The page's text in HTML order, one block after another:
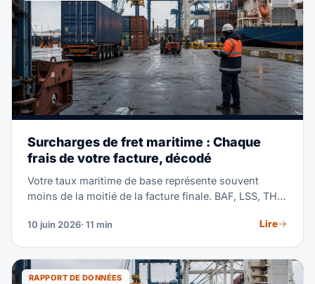
Surcharges de fret maritime : Chaque
frais de votre facture, décodé
Votre taux maritime de base représente souvent
moins de la moitié de la facture finale. BAF, LSS, THC,
sans grande explication. Ce guide décode chacune
et vous apprend à comparer les devis ligne par ligne.
10 juin 2026· 11 min Lire
RAPPORT DE DONNÉES